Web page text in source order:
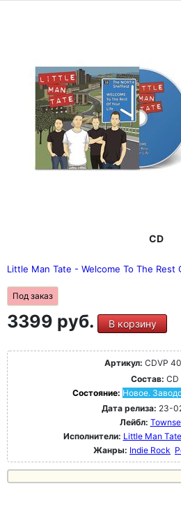
CD
Little Man Tate - Welcome To The Rest
Под заказ
3399 руб. В корзину
Артикул: CDVP
Состав: CD
Состояние: Новое.
Дата релиза: 23-
Лейбл:
Исполнители: Little Man
Жанры: Indie Rock